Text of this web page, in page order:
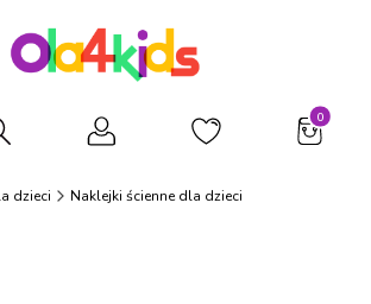
wyszukiwarkę
dzieci Naklejki ścienne dla dzieci